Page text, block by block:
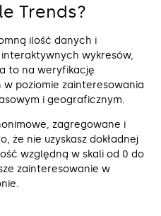
Trends?
ilość danych i
wykresów,
to na weryfikację
poziomie zainteresowania
i geograficznym.
zagregowane i
że nie uzyskasz dokładnej
względną w skali od 0 do
zainteresowanie w